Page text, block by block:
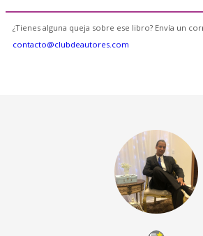
¿Tienes alguna queja sobre ese libro? Envía un
contacto@clubdeautores.com